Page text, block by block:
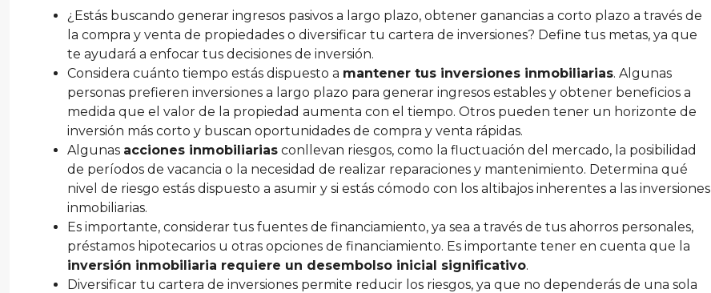
¿Estás buscando generar ingresos pasivos a largo plazo, obtener ganancias a corto plazo a través de
la compra y venta de propiedades o diversificar tu cartera de inversiones? Define tus metas, ya que
te ayudará a enfocar tus decisiones de inversión.
Considera cuánto tiempo estás dispuesto a mantener tus inversiones inmobiliarias. Algunas
personas prefieren inversiones a largo plazo para generar ingresos estables y obtener beneficios a
medida que el valor de la propiedad aumenta con el tiempo. Otros pueden tener un horizonte de
inversión más corto y buscan oportunidades de compra y venta rápidas.
Algunas acciones inmobiliarias conllevan riesgos, como la fluctuación del mercado, la posibilidad
de períodos de vacancia o la necesidad de realizar reparaciones y mantenimiento. Determina qué
nivel de riesgo estás dispuesto a asumir y si estás cómodo con los altibajos inherentes a las inversiones
inmobiliarias.
Es importante, considerar tus fuentes de financiamiento, ya sea a través de tus ahorros personales,
préstamos hipotecarios u otras opciones de financiamiento. Es importante tener en cuenta que la
inversión inmobiliaria requiere un desembolso inicial significativo.
Diversificar tu cartera de inversiones permite reducir los riesgos, ya que no dependerás de una sola